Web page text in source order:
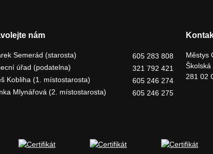
nám
Semerád (starosta)
605 283 808
úřad (podatelna)
321 792 421
Kobliha (1. místostarosta)
605 246 274
Mlynářová (2. místostarosta)
605 246 275
Městys
Školská
281 02